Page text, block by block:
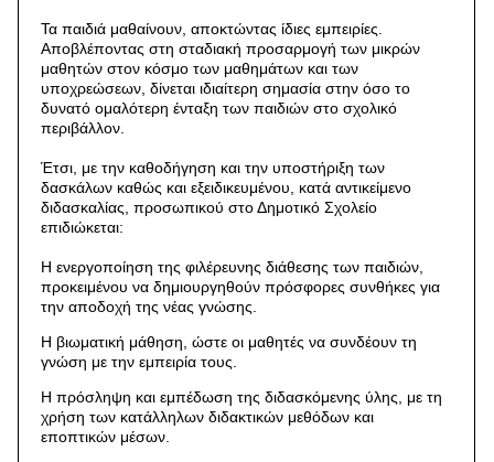
Τα παιδιά μαθαίνουν, αποκτώντας ίδιες εμπειρίες.
Αποβλέποντας στη σταδιακή προσαρμογή των μικρών
μαθητών στον κόσμο των μαθημάτων και των
υποχρεώσεων, δίνεται ιδιαίτερη σημασία στην όσο το
δυνατό ομαλότερη ένταξη των παιδιών στο σχολικό
περιβάλλον.
Έτσι, με την καθοδήγηση και την υποστήριξη των
δασκάλων καθώς και εξειδικευμένου, κατά αντικείμενο
διδασκαλίας, προσωπικού στο Δημοτικό Σχολείο
επιδιώκεται:
Η ενεργοποίηση της φιλέρευνης διάθεσης των παιδιών,
προκειμένου να δημιουργηθούν πρόσφορες συνθήκες για
την αποδοχή της νέας γνώσης.
Η βιωματική μάθηση, ώστε οι μαθητές να συνδέουν τη
γνώση με την εμπειρία τους.
Η πρόσληψη και εμπέδωση της διδασκόμενης ύλης, με τη
χρήση των κατάλληλων διδακτικών μεθόδων και
εποπτικών μέσων.